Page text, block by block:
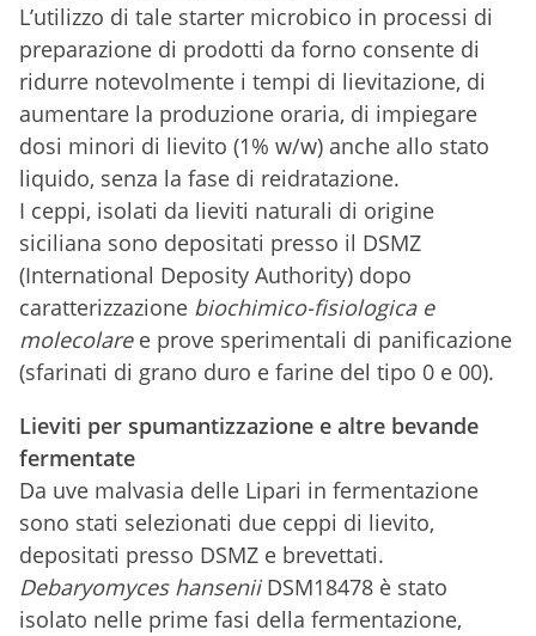
L’utilizzo di tale starter microbico in processi di
preparazione di prodotti da forno consente di
ridurre notevolmente i tempi di lievitazione, di
aumentare la produzione oraria, di impiegare
dosi minori di lievito (1% w/w) anche allo stato
liquido, senza la fase di reidratazione.
I ceppi, isolati da lieviti naturali di origine
siciliana sono depositati presso il DSMZ
(International Deposity Authority) dopo
caratterizzazione biochimico-fisiologica e
molecolare e prove sperimentali di panificazione
(sfarinati di grano duro e farine del tipo 0 e 00).
Lieviti per spumantizzazione e altre bevande
fermentate
Da uve malvasia delle Lipari in fermentazione
sono stati selezionati due ceppi di lievito,
depositati presso DSMZ e brevettati.
Debaryomyces hanseniiDSM18478 è stato
isolato nelle prime fasi della fermentazione,